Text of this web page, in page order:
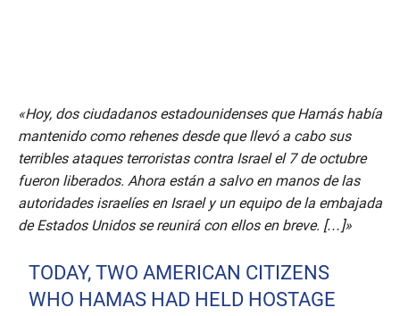
«Hoy, dos ciudadanos estadounidenses que Hamás había
mantenido como rehenes desde que llevó a cabo sus
terribles ataques terroristas contra Israel el 7 de octubre
fueron liberados. Ahora están a salvo en manos de las
autoridades israelíes en Israel y un equipo de la embajada
de Estados Unidos se reunirá con ellos en breve. […]»
TODAY, TWO AMERICAN CITIZENS
WHO HAMAS HAD HELD HOSTAGE